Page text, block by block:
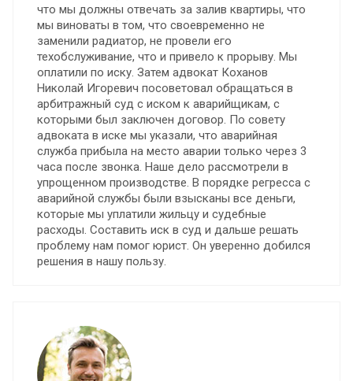
что мы должны отвечать за залив квартиры, что
мы виноваты в том, что своевременно не
заменили радиатор, не провели его
техобслуживание, что и привело к прорыву. Мы
оплатили по иску. Затем адвокат Коханов
Николай Игоревич посоветовал обращаться в
арбитражный суд с иском к аварийщикам, с
которыми был заключен договор. По совету
адвоката в иске мы указали, что аварийная
служба прибыла на место аварии только через 3
часа после звонка. Наше дело рассмотрели в
упрощенном производстве. В порядке регресса с
аварийной службы были взысканы все деньги,
которые мы уплатили жильцу и судебные
расходы. Составить иск в суд и дальше решать
проблему нам помог юрист. Он уверенно добился
решения в нашу пользу.